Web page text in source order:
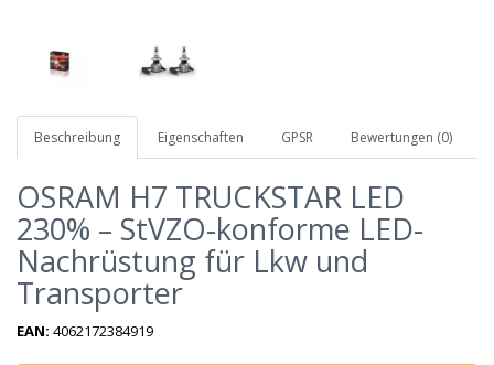
Beschreibung Eigenschaften GPSR Bewertungen (0)
OSRAM H7 TRUCKSTAR LED
230% – StVZO-konforme LED-
Nachrüstung für Lkw und
Transporter
EAN: 4062172384919